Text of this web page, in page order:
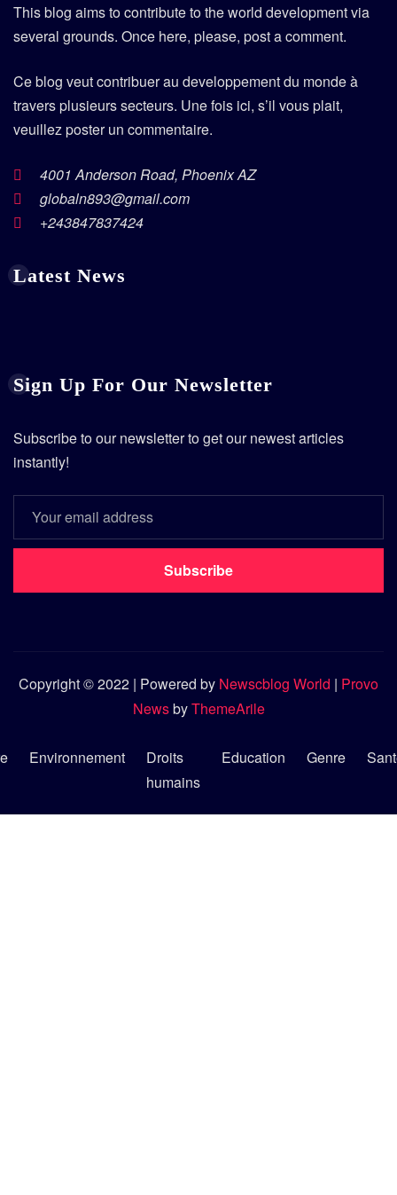
This blog aims to contribute to the world development via
several grounds. Once here, please, post a comment.
Ce blog veut contribuer au developpement du monde à
travers plusieurs secteurs. Une fois ici, s’il vous plait,
veuillez poster un commentaire.
4001 Anderson Road, Phoenix AZ
globaln893@gmail.com
+243847837424
Latest News
Sign Up For Our Newsletter
Subscribe to our newsletter to get our newest articles
instantly!
Subscribe
Copyright © 2022 | Powered by Newscblog World | Provo
NewsbyThemeArile
Environnement
Droits
humains
Education Genre